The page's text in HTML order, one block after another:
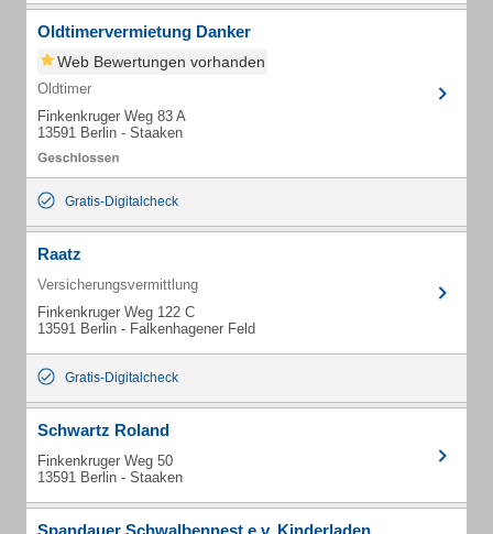
Oldtimervermietung Danker
Web Bewertungen vorhanden
Oldtimer
Finkenkruger Weg 83 A
13591 Berlin - Staaken
Gratis-Digitalcheck
Raatz
Versicherungsvermittlung
Finkenkruger Weg 122 C
13591 Berlin - Falkenhagener Feld
Gratis-Digitalcheck
Schwartz Roland
Finkenkruger Weg 50
13591 Berlin - Staaken
Spandauer Schwalbennest e.v. Kinderladen